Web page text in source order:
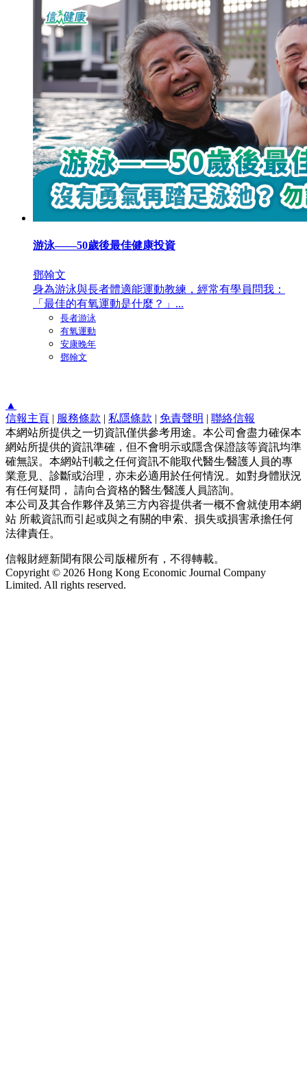
游泳——50歲後最佳健康投資
鄧翰文
身為游泳與長者體適能運動教練，經常有學員問我：
「最佳的有氧運動是什麼？」...
長者游泳
有氧運動
安康晚年
鄧翰文
▲
信報主頁 | 服務條款 | 私隱條款 | 免責聲明 | 聯絡信報
本網站所提供之一切資訊僅供參考用途。本公司會盡力確保本
網站所提供的資訊準確，但不會明示或隱含保證該等資訊均準
確無誤。本網站刊載之任何資訊不能取代醫生∕醫護人員的專
業意見、診斷或治理，亦未必適用於任何情況。如對身體狀況
有任何疑問， 請向合資格的醫生∕醫護人員諮詢。
本公司及其合作夥伴及第三方內容提供者一概不會就使用本網
站 所載資訊而引起或與之有關的申索、損失或損害承擔任何
法律責任。
信報財經新聞有限公司版權所有，不得轉載。
Copyright © 2026 Hong Kong Economic Journal Company
Limited. All rights reserved.